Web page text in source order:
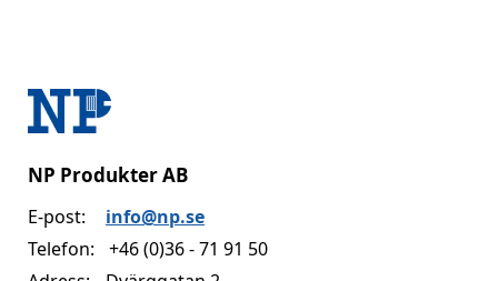
NP Produkter AB
E-post:
info@np.se
Telefon:
+46 (0)36 - 71 91 50